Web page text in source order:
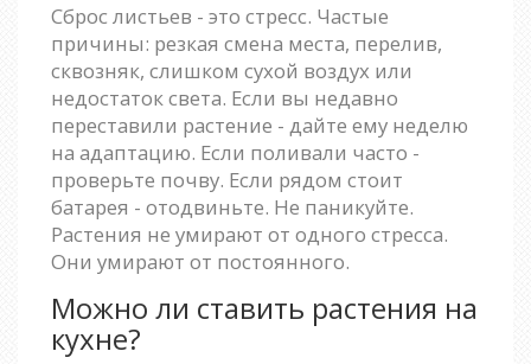
Сброс листьев - это стресс. Частые
причины: резкая смена места, перелив,
сквозняк, слишком сухой воздух или
недостаток света. Если вы недавно
переставили растение - дайте ему неделю
на адаптацию. Если поливали часто -
проверьте почву. Если рядом стоит
батарея - отодвиньте. Не паникуйте.
Растения не умирают от одного стресса.
Они умирают от постоянного.
Можно ли ставить растения на
кухне?